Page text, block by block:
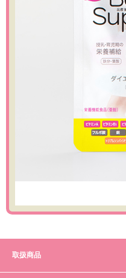
取扱商品